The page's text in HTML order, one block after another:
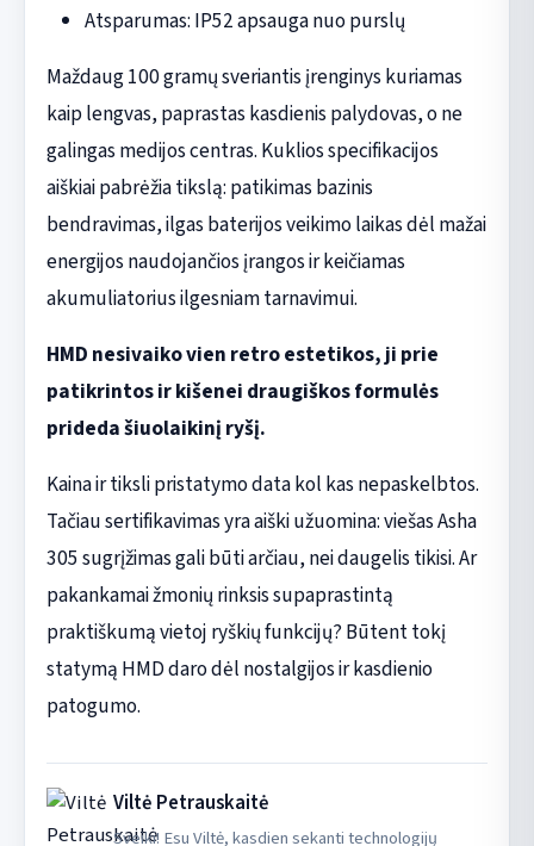
Atsparumas: IP52 apsauga nuo purslų
Maždaug 100 gramų sveriantis įrenginys kuriamas
kaip lengvas, paprastas kasdienis palydovas, o ne
galingas medijos centras. Kuklios specifikacijos
aiškiai pabrėžia tikslą: patikimas bazinis
bendravimas, ilgas baterijos veikimo laikas dėl mažai
energijos naudojančios įrangos ir keičiamas
akumuliatorius ilgesniam tarnavimui.
HMD nesivaiko vien retro estetikos, ji prie
patikrintos ir kišenei draugiškos formulės
prideda šiuolaikinį ryšį.
Kaina ir tiksli pristatymo data kol kas nepaskelbtos.
Tačiau sertifikavimas yra aiški užuomina: viešas Asha
305 sugrįžimas gali būti arčiau, nei daugelis tikisi. Ar
pakankamai žmonių rinksis supaprastintą
praktiškumą vietoj ryškių funkcijų? Būtent tokį
statymą HMD daro dėl nostalgijos ir kasdienio
patogumo.
Viltė Petrauskaitė
Sveiki! Esu Viltė, kasdien sekanti technologijų